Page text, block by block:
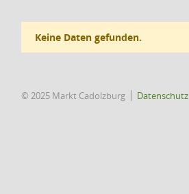
Keine Daten gefunden.
© 2025 Markt Cadolzburg Datenschutz